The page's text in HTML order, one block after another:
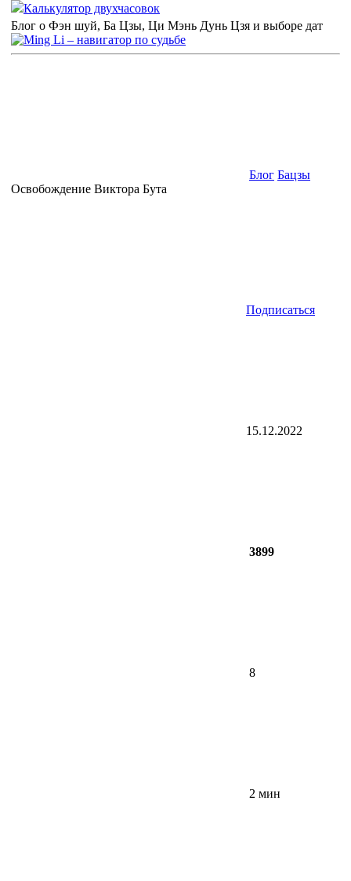
Калькулятор двухчасовок
Блог о Фэн шуй, Ба Цзы, Ци Мэнь Дунь Цзя и выборе дат
Блог Бацзы
Освобождение Виктора Бута
Подписаться
15.12.2022
3899
8
2 мин